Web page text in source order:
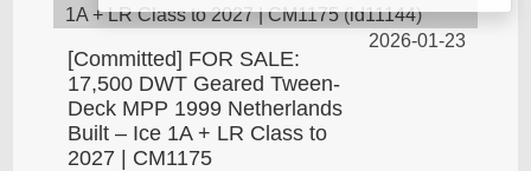
1A + LR Class to 2027 | CM1175(id11144)
2026-01-23
[Committed] FOR SALE:
17,500 DWT Geared Tween-
Deck MPP 1999 Netherlands
Built – Ice 1A + LR Class to
2027 | CM1175